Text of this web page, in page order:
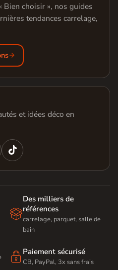
Bien choisir », nos guides
tendances carrelage,
et idées déco en

Des milliers de
références
carrelage, parquet, salle de
bain
 Paiement sécurisé
CB, PayPal, 3x sans frais